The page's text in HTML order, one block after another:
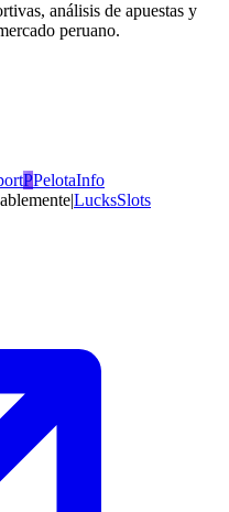
análisis de apuestas y
peruano.
PPelotaInfo
|LucksSlots